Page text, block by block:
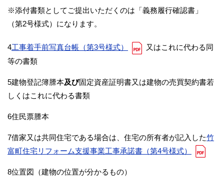
※添付書類としてご提出いただくのは「義務履行確認書」
（第2号様式）になります。
4工事着手前写真台帳（第3号様式）
又はこれに代わる同
等の書類
5建物登記簿謄本及び固定資産証明書又は建物の売買契約書若
しくはこれに代わる書類
6住民票謄本
7借家又は共同住宅である場合は、住宅の所有者が記入した竹
富町住宅リフォーム支援事業工事承諾書（第4号様式）
8位置図（建物の位置が分かるもの）